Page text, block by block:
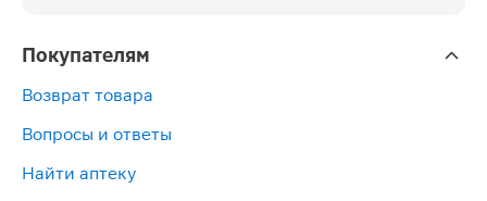
Покупателям
Возврат товара
Вопросы и ответы
Найти аптеку